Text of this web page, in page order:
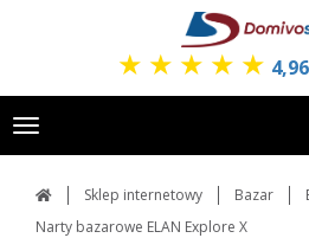
★ ★ ★ ★ ★ 4,96
Toggle
navigation
Sklep internetowy Bazar
Narty bazarowe ELAN Explore X